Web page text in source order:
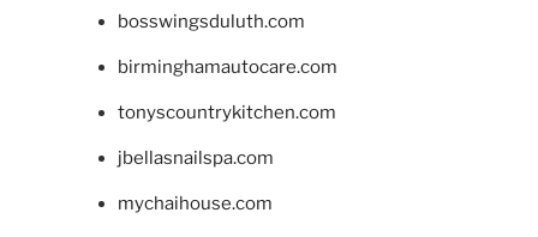
bosswingsduluth.com
birminghamautocare.com
tonyscountrykitchen.com
jbellasnailspa.com
mychaihouse.com